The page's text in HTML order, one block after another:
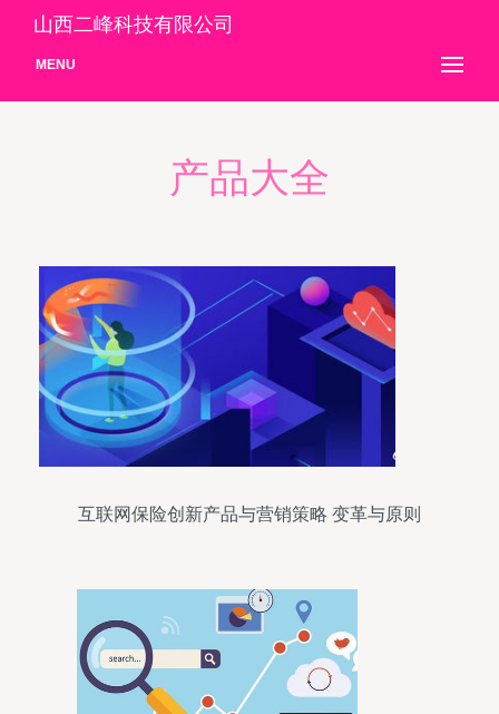
山西二峰科技有限公司
MENU
产品大全
互联网保险创新产品与营销策略 变革与原则